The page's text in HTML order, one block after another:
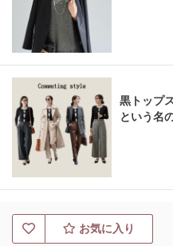
黒トップ
という名
お気に入り